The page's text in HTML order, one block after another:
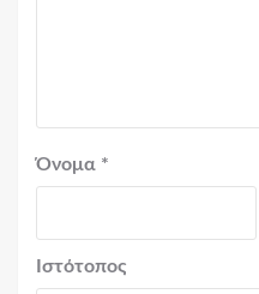
Όνομα *
Ιστότοπος